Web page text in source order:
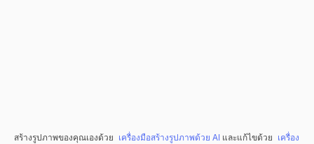
สร้างรูปภาพของคุณเองด้วย เครื่องมือสร้างรูปภาพด้วย AI และแก้ไขด้วย เครื่อง